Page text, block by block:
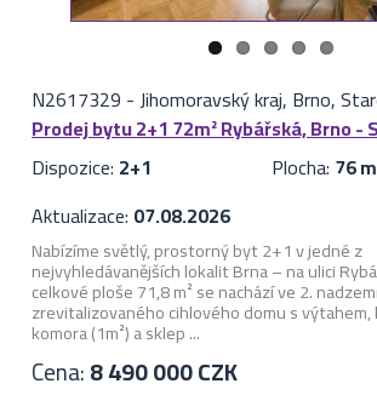
N2617329 -Jihomoravský kraj, Brno,
Prodej bytu 2+1 72m² Rybářská, Brno -
Dispozice: 2+1 Plocha: 76 m
Aktualizace: 07.08.2026
Nabízíme světlý, prostorný byt 2+1 v jedné z
nejvyhledávanějších lokalit Brna – na ulici
celkové ploše 71,8 m² se nachází ve 2.
zrevitalizovaného cihlového domu s
komora (1m²) a sklep ...
Cena:8 490 000 CZK